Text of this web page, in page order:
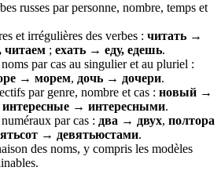
russes par personne, nombre, temps et
et irrégulières des verbes : читать →
читаем ; ехать → еду, едешь.
par cas au singulier et au pluriel :
→ морем, дочь → дочери.
par genre, nombre et cas : новый →
интересные → интересными.
par cas : два → двух, полтора
→ девятьюстами.
des noms, y compris les modèles